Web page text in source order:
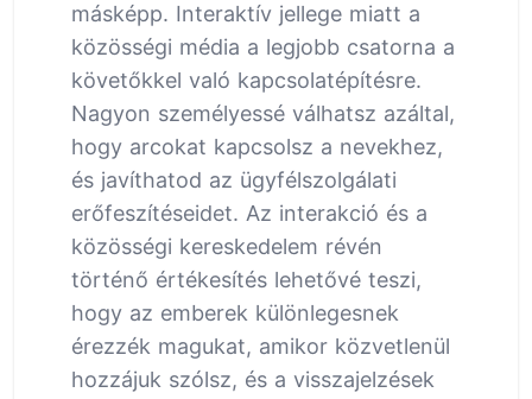
másképp. Interaktív jellege miatt a
közösségi média a legjobb csatorna a
követőkkel való kapcsolatépítésre.
Nagyon személyessé válhatsz azáltal,
hogy arcokat kapcsolsz a nevekhez,
és javíthatod az ügyfélszolgálati
erőfeszítéseidet. Az interakció és a
közösségi kereskedelem révén
történő értékesítés lehetővé teszi,
hogy az emberek különlegesnek
érezzék magukat, amikor közvetlenül
hozzájuk szólsz, és a visszajelzések